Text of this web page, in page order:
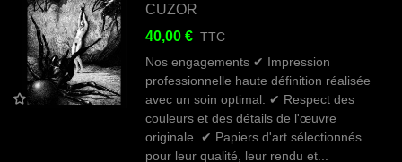
CUZOR
40,00 € TTC
Nos engagements ✔ Impression
professionnelle haute définition réalisée
avec un soin optimal. ✔ Respect des
couleurs et des détails de l'œuvre
originale. ✔ Papiers d'art sélectionnés
pour leur qualité, leur rendu et...